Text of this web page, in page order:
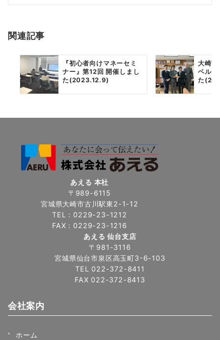
シ
ン
関連記事
『初心者向けマネーセミ
ナー』第12回 開催しまし
た(2023.12.9)
大崎市
ベルマ
た
あえる 本社
〒989-6115
宮城県大崎市古川駅東2-1-12
TEL：0229-23-1212
FAX：0229-23-1216
あえる 仙台支店
〒981-3116
宮城県仙台市泉区高玉町3ｰ6-103
TEL 022-372-8411
FAX 022-372-8413
会社案内
ホーム